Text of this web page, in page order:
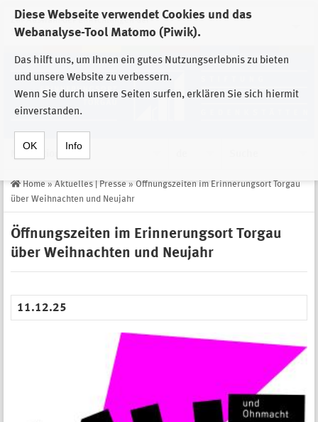
Diese Webseite verwendet Cookies und das
Webanalyse-Tool Matomo (Piwik).
Das hilft uns, um Ihnen ein gutes Nutzungserlebnis zu bieten
und unsere Website zu verbessern.
Wenn Sie durch unsere Seiten surfen, erklären Sie sich hiermit
einverstanden.
OK Info
Zur Auswahl der Einrichtungen der
Stiftung Sächsische Gedenkstätten
Home » Aktuelles | Presse » Öffnungszeiten im Erinnerungsort Torgau
über Weihnachten und Neujahr
Öffnungszeiten im Erinnerungsort Torgau
über Weihnachten und Neujahr
11.12.25